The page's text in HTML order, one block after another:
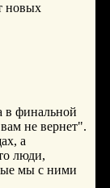
новых
в финальной
не вернет".
а
люди,
мы с ними